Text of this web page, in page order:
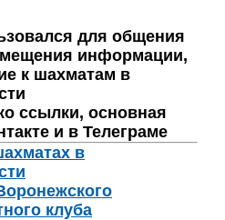
для общения
информации,
к шахматам в
ссылки, основная
и в Телеграме
в
клуба